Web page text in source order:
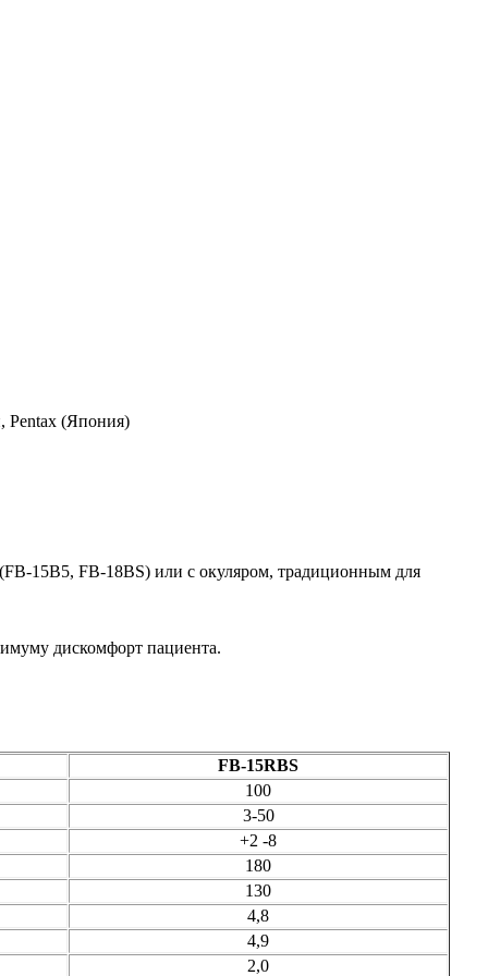
Pentax (Япония)
15B5, FB-18BS) или с окуляром, традиционным для
дискомфорт пациента.
FB-15RBS
100
3-50
+2 -8
180
130
4,8
4,9
2,0